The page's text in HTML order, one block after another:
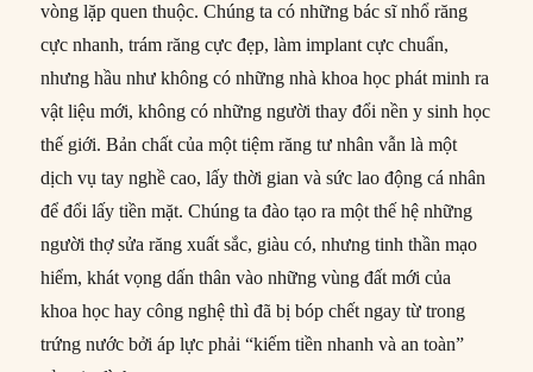
vòng lặp quen thuộc. Chúng ta có những bác sĩ nhổ răng
cực nhanh, trám răng cực đẹp, làm implant cực chuẩn,
nhưng hầu như không có những nhà khoa học phát minh ra
vật liệu mới, không có những người thay đổi nền y sinh học
thế giới. Bản chất của một tiệm răng tư nhân vẫn là một
dịch vụ tay nghề cao, lấy thời gian và sức lao động cá nhân
để đổi lấy tiền mặt. Chúng ta đào tạo ra một thế hệ những
người thợ sửa răng xuất sắc, giàu có, nhưng tinh thần mạo
hiểm, khát vọng dấn thân vào những vùng đất mới của
khoa học hay công nghệ thì đã bị bóp chết ngay từ trong
trứng nước bởi áp lực phải “kiếm tiền nhanh và an toàn”